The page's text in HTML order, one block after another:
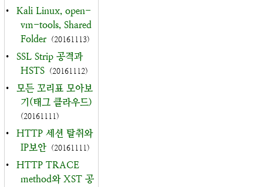
•
Kali Linux, open-
vm-tools, Shared
Folder (20161113)
•
SSL Strip 공격과
HSTS (20161112)
•
모든 꼬리표 모아보
기(태그 클라우드)
(20161111)
•
HTTP 세션 탈취와
IP보안 (20161111)
•
HTTP TRACE
method와 XST 공